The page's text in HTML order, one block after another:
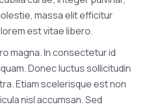
massa elit efficitur
est vitae libero.
magna. In consectetur id
Donec luctus sollicitudin
Etiam scelerisque est non
nisl accumsan. Sed